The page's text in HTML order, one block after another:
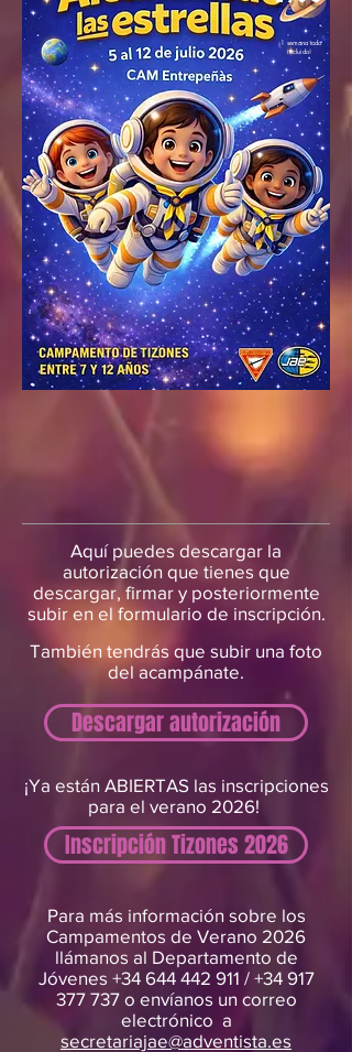
¡1 semana todo
incluido!
Aquí puedes descargar la
autorización que tienes que
descargar, firmar y posteriormente
subir en el formulario de inscripción.
También tendrás que subir una foto
del acampánate.
Descargar autorización
¡Ya están ABIERTAS las inscripciones
para el verano 2026!
Para más información sobre los
Campamentos de Verano 2026
llámanos al Departamento de
Jóvenes +34 644 442 911 / +34 917
377 737o envíanos un correo
electrónico a
secretariajae@adventista.es
Inscripción Tizones 2026